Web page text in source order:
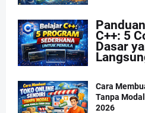
C++: 5
Dasar
Cara
Tanpa
2026